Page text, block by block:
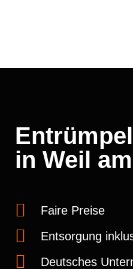
in Weil
Faire Preise
Entsorgung
Deutsches